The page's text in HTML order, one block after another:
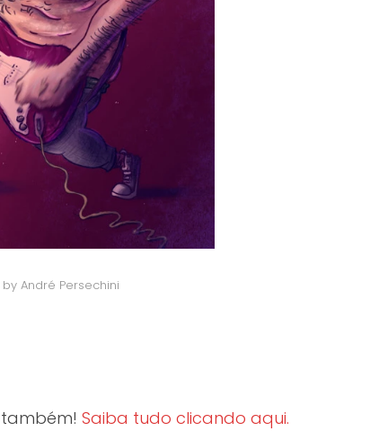
André Persechini
Saiba tudo clicando aqui.